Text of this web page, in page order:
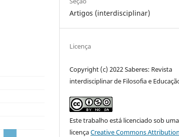
Artigos (interdisciplinar)
Licença
Copyright (c) 2022 Saberes: Revista
interdisciplinar de Filosofia e
Este trabalho está licenciado sob uma
licençaCreative Commons